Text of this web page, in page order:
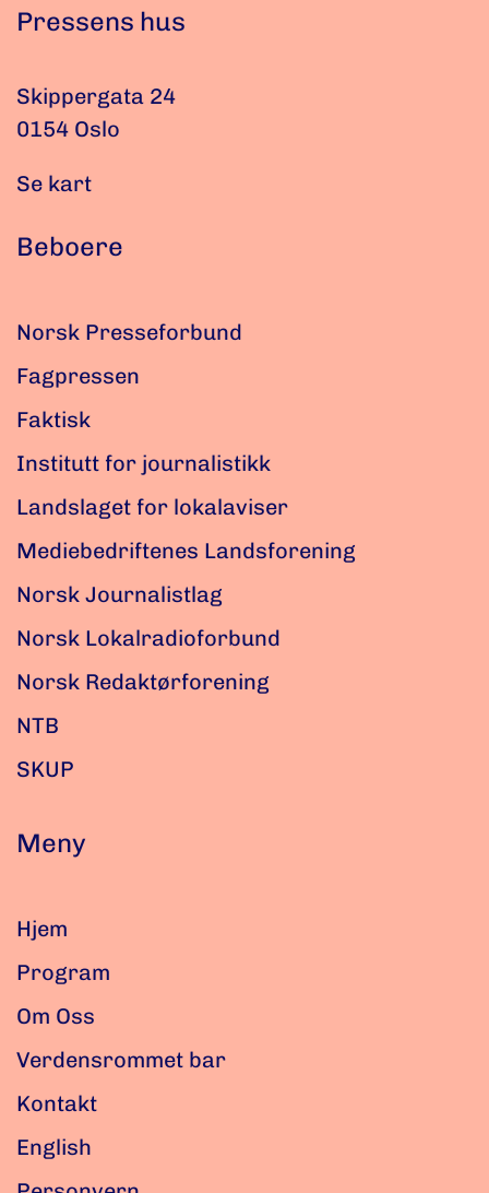
Pressens hus
Skippergata 24
0154 Oslo
Se kart
Beboere
Norsk Presseforbund
Fagpressen
Faktisk
Institutt for journalistikk
Landslaget for lokalaviser
Mediebedriftenes Landsforening
Norsk Journalistlag
Norsk Lokalradioforbund
Norsk Redaktørforening
NTB
SKUP
Meny
Hjem
Program
Om Oss
Verdensrommet bar
Kontakt
English